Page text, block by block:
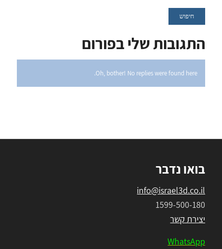
התגובות שלי בפורום
Oh, bother! No replies were found here.
בואו נדבר
info@israel3d.co.il
1599-500-180
יצירת קשר
WhatsApp